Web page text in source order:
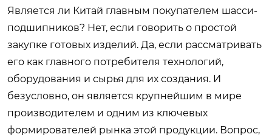
Является ли Китай главным покупателем шасси-
подшипников? Нет, если говорить о простой
закупке готовых изделий. Да, если рассматривать
его как главного потребителя технологий,
оборудования и сырья для их создания. И
безусловно, он является крупнейшим в мире
производителем и одним из ключевых
формирователей рынка этой продукции. Вопрос,